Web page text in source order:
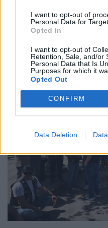
I want to opt-out of
Personal Data for
Opted In
I want to opt-out of
Retention, Sale, and/or
Personal Data that Is
Purposes for which it
Opted Out
CONFIRM
Data Deletion
Oliveirense José
8/08/2026